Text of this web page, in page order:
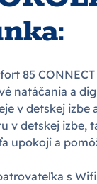
85
natáčania a
v detskej
v detskej izbe,
upokojí a
s